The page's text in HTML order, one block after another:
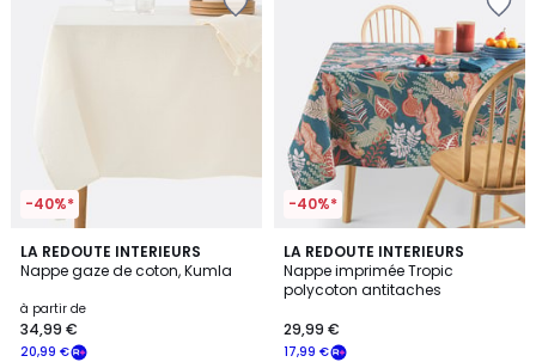
-40%*
LA REDOUTE INTERIEURS
Nappe gaze de coton, Kumla
à partir de
20,99 €
34,99 €
3,4
/ 5
3
Couleurs
-40%*
LA REDOUTE INTERIEURS
Nappe imprimée Tropic
polycoton antitaches
17,99 €
29,99 €
4,7
/ 5